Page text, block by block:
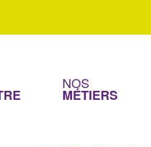
NOS
MÉTIERS